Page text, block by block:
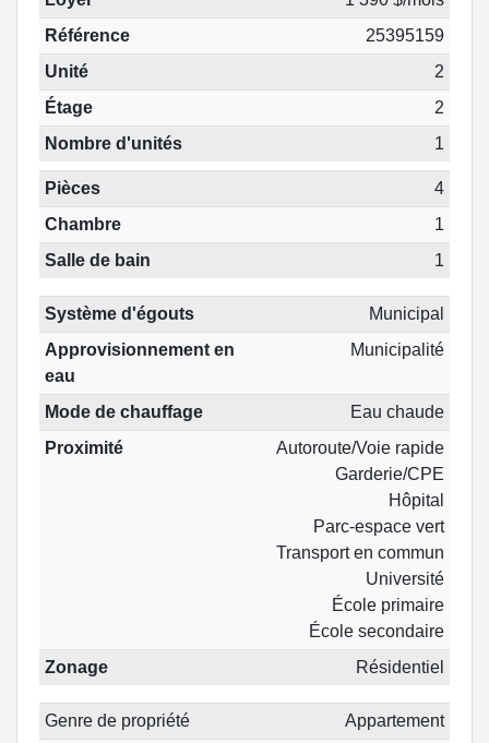
Référence
25395159
Unité
2
Étage
2
Nombre d'unités
1
Pièces
4
Chambre
1
Salle de bain
1
Système d'égouts
Municipal
Approvisionnement en
eau
Municipalité
Mode de chauffage
Eau chaude
Proximité
Autoroute/Voie rapide
Garderie/CPE
Hôpital
Parc-espace vert
Transport en commun
Université
École primaire
École secondaire
Zonage
Résidentiel
Genre de propriété
Appartement